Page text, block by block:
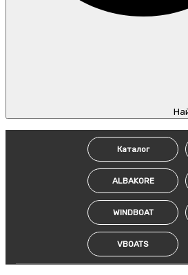
Каталог
ALBAKORE
WINDBOAT
VBOATS